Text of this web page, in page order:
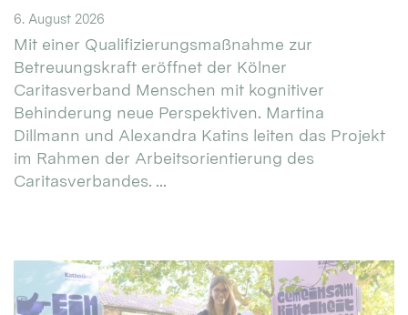
6. August 2026
Mit einer Qualifizierungsmaßnahme zur
Betreuungskraft eröffnet der Kölner
Caritasverband Menschen mit kognitiver
Behinderung neue Perspektiven. Martina
Dillmann und Alexandra Katins leiten das Projekt
im Rahmen der Arbeitsorientierung des
Caritasverbandes. ...